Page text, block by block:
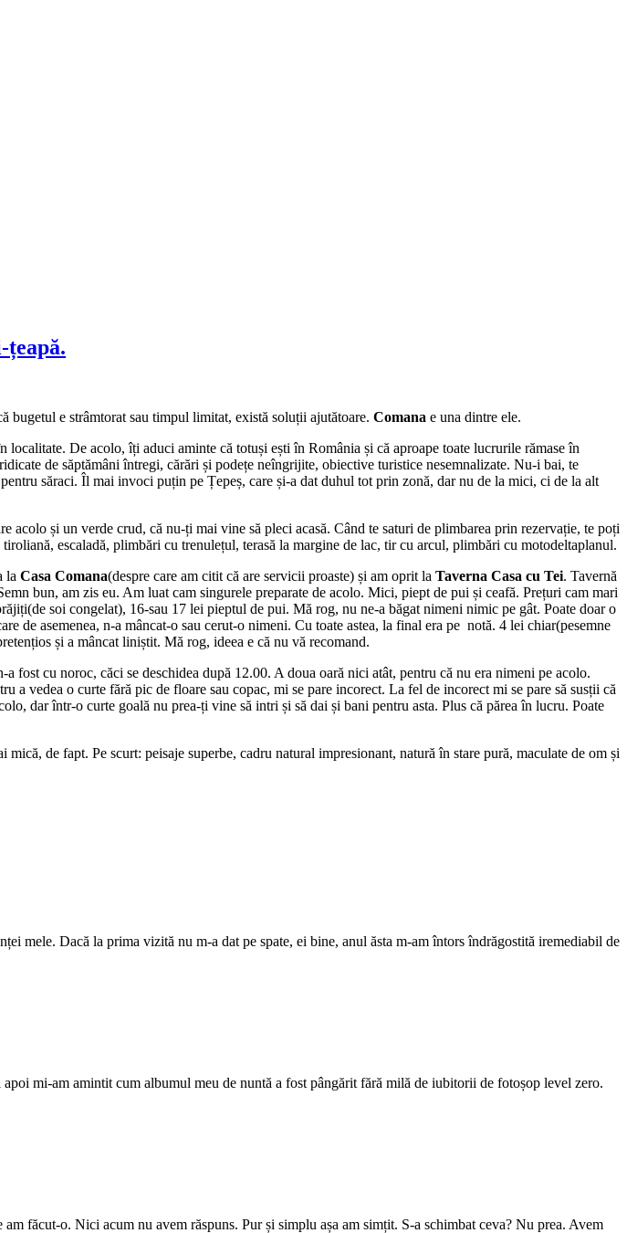
țeapă.
bugetul e strâmtorat sau timpul limitat, există soluții ajutătoare. Comana e una dintre ele.
De acolo, îți aduci aminte că totuși ești în România și că aproape toate lucrurile rămase în
de săptămâni întregi, cărări și podețe neîngrijite, obiective turistice nesemnalizate. Nu-i bai, te
săraci. Îl mai invoci puțin pe Țepeș, care și-a dat duhul tot prin zonă, dar nu de la mici, ci de la alt
și un verde crud, că nu-ți mai vine să pleci acasă. Când te saturi de plimbarea prin rezervație, te poți
escaladă, plimbări cu trenulețul, terasă la margine de lac, tir cu arcul, plimbări cu motodeltaplanul.
la Casa Comana(despre care am citit că are servicii proaste) și am oprit la Taverna Casa cu Tei. Tavernă
bun, am zis eu. Am luat cam singurele preparate de acolo. Mici, piept de pui și ceafă. Prețuri cam mari
soi congelat), 16-sau 17 lei pieptul de pui. Mă rog, nu ne-a băgat nimeni nimic pe gât. Poate doar o
de asemenea, n-a mâncat-o sau cerut-o nimeni. Cu toate astea, la final era pe notă. 4 lei chiar(pesemne
și a mâncat liniștit. Mă rog, ideea e că nu vă recomand.
a fost cu noroc, căci se deschidea după 12.00. A doua oară nici atât, pentru că nu era nimeni pe acolo.
a vedea o curte fără pic de floare sau copac, mi se pare incorect. La fel de incorect mi se pare să susții că
dar într-o curte goală nu prea-ți vine să intri și să dai și bani pentru asta. Plus că părea în lucru. Poate
mică, de fapt. Pe scurt: peisaje superbe, cadru natural impresionant, natură în stare pură, maculate de om și
mele. Dacă la prima vizită nu m-a dat pe spate, ei bine, anul ăsta m-am întors îndrăgostită iremediabil de
mi-am amintit cum albumul meu de nuntă a fost pângărit fără milă de iubitorii de fotoșop level zero.
făcut-o. Nici acum nu avem răspuns. Pur și simplu așa am simțit. S-a schimbat ceva? Nu prea. Avem